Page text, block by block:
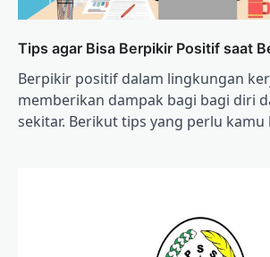
Tips agar Bisa Berpikir Positif saat
Berpikir positif dalam lingkungan
memberikan dampak bagi bagi diri
sekitar. Berikut tips yang perlu